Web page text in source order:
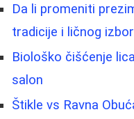
Da li promeniti
tradicije i ličnog
Biološko čišćenje
salon
Štikle vs Ravna